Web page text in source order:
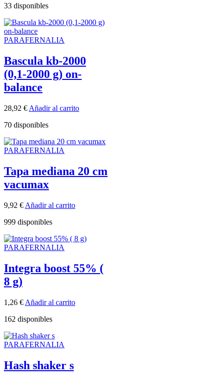
33 disponibles
PARAFERNALIA
Bascula kb-2000
(0,1-2000 g) on-
balance
28,92 € Añadir al carrito
70 disponibles
PARAFERNALIA
Tapa mediana 20 cm
vacumax
9,92 € Añadir al carrito
999 disponibles
PARAFERNALIA
Integra boost 55% (
8 g)
1,26 € Añadir al carrito
162 disponibles
PARAFERNALIA
Hash shaker s